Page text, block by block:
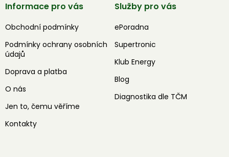
Informace pro vás
Obchodní podmínky
Podmínky ochrany osobních
údajů
Doprava a platba
O nás
Jen to, čemu věříme
Kontakty
Služby pro vás
ePoradna
Supertronic
Klub Energy
Blog
Diagnostika dle TČM